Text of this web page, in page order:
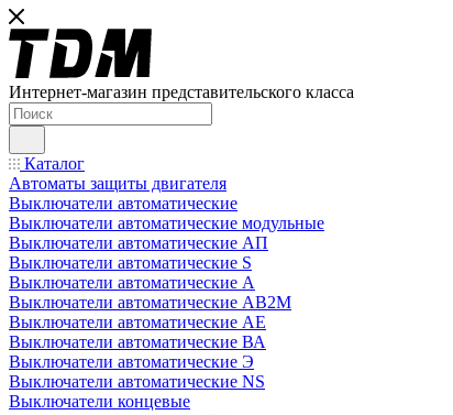
Интернет-магазин представительского класса
Каталог
Автоматы защиты двигателя
Выключатели автоматические
Выключатели автоматические модульные
Выключатели автоматические АП
Выключатели автоматические S
Выключатели автоматические А
Выключатели автоматические АВ2М
Выключатели автоматические АЕ
Выключатели автоматические ВА
Выключатели автоматические Э
Выключатели автоматические NS
Выключатели концевые